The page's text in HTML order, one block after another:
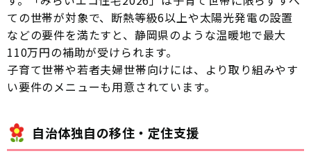
ての世帯が対象で、断熱等級6以上や太陽光発電の設置
などの要件を満たすと、静岡県のような温暖地で最大
110万円の補助が受けられます。
子育て世帯や若者夫婦世帯向けには、より取り組みやす
い要件のメニューも用意されています。
自治体独自の移住・定住支援